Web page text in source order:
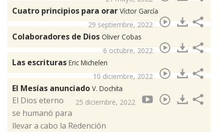
Cuatro principios para orar Víctor García
29 septiembre, 2022
Colaboradores de Dios Oliver Cobas
6 octubre, 2022
Las escrituras Eric Michelen
10 diciembre, 2022
El Mesías anunciado V. Dochita
25 diciembre, 2022
El Dios eterno
se humanó para
llevar a cabo la Redención